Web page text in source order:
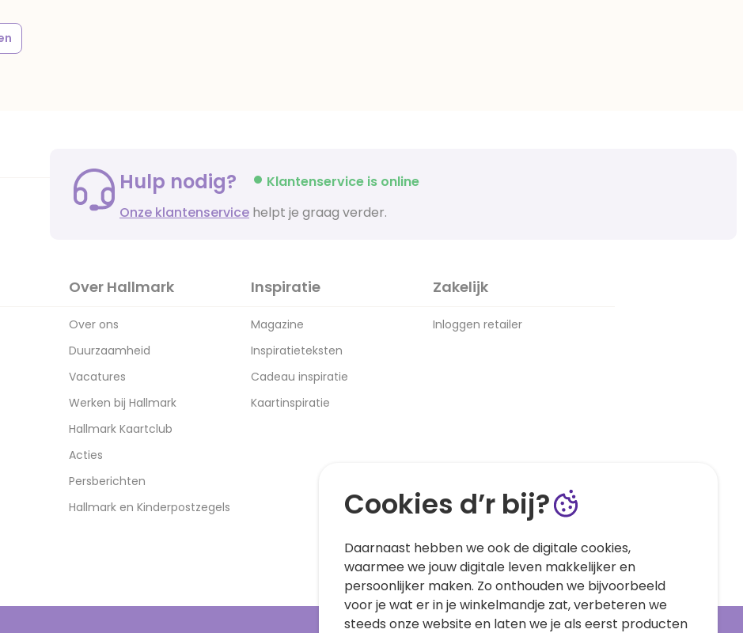
Hulp nodig?
Klantenservice is online
Onze klantenservice helpt je graag verder.
Over Hallmark
Over ons
Duurzaamheid
Vacatures
Werken bij Hallmark
Hallmark Kaartclub
Acties
Persberichten
Hallmark en Kinderpostzegels
Inspiratie
Magazine
Inspiratieteksten
Cadeau inspiratie
Kaartinspiratie
Zakelijk
Inloggen retailer
Cookies d’r bij?
Daarnaast hebben we ook de digitale cookies,
waarmee we jouw digitale leven makkelijker en
persoonlijker maken. Zo onthouden we bijvoorbeeld
voor je wat er in je winkelmandje zat, verbeteren we
steeds onze website en laten we je als eerst producten